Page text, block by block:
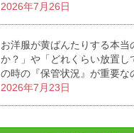
2026年7月26日
お洋服が黄ばんたりする本当
か？」や「どれくらい放置し
の時の『保管状況』が重要な
2026年7月23日